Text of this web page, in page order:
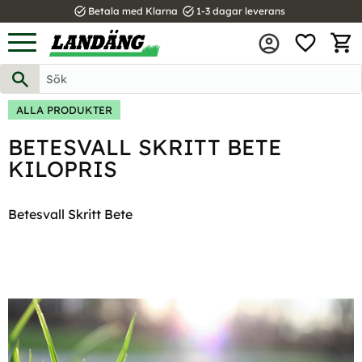
Meny
task_alt Betala med Klarna task_alt 1-3 dagar leverans
ALLA PRODUKTER
BETESVALL SKRITT BETE
KILOPRIS
Betesvall Skritt Bete